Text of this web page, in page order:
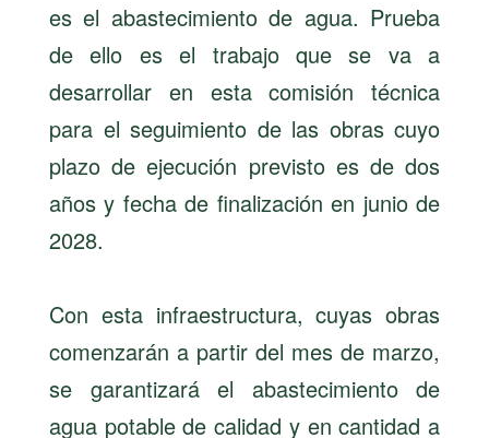
es el abastecimiento de agua. Prueba
de ello es el trabajo que se va a
desarrollar en esta comisión técnica
para el seguimiento de las obras cuyo
plazo de ejecución previsto es de dos
años y fecha de finalización en junio de
2028.
Con esta infraestructura, cuyas obras
comenzarán a partir del mes de marzo,
se garantizará el abastecimiento de
agua potable de calidad y en cantidad a